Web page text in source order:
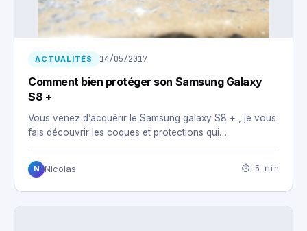
ACTUALITÉS 14/05/2017
Comment bien protéger son Samsung Galaxy
S8 +
Vous venez d’acquérir le Samsung galaxy S8 + , je vous
fais découvrir les coques et protections qui…
N Nicolas ⏱ 5 min